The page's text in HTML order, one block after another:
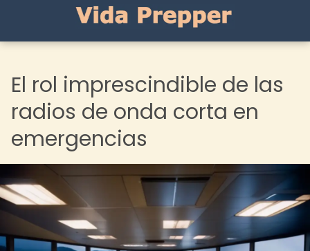
El rol imprescindible de las
radios de onda corta en
emergencias